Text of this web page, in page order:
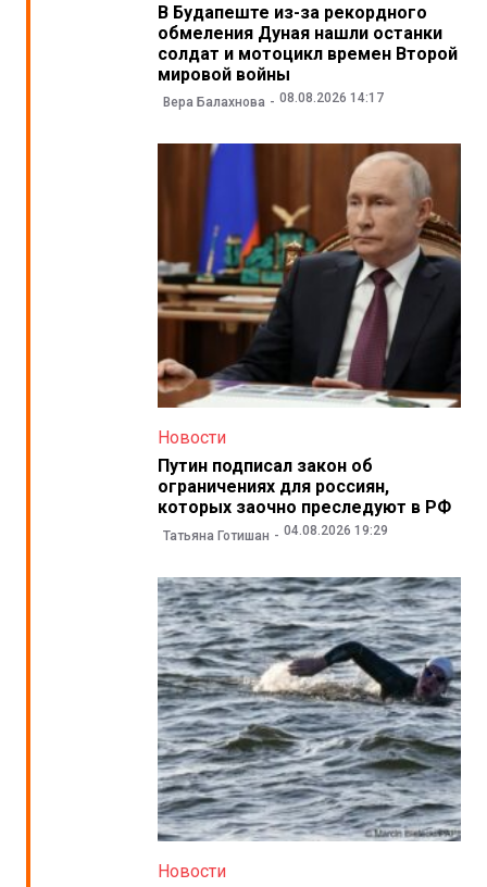
В Будапеште из-за рекордного
обмеления Дуная нашли останки
солдат и мотоцикл времен Второй
мировой войны
Вера Балахнова 08.08.2026 14:17
Новости
Путин подписал закон об
ограничениях для россиян,
которых заочно преследуют в РФ
Татьяна Готишан 04.08.2026 19:29
Новости